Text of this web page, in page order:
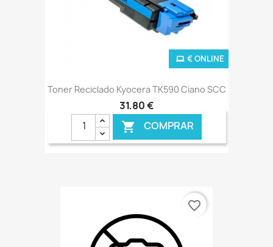
Toner Reciclado Kyocera TK590 Ciano SCC
31,80 €
 COMPRAR
€ ONLINE
favorite_border